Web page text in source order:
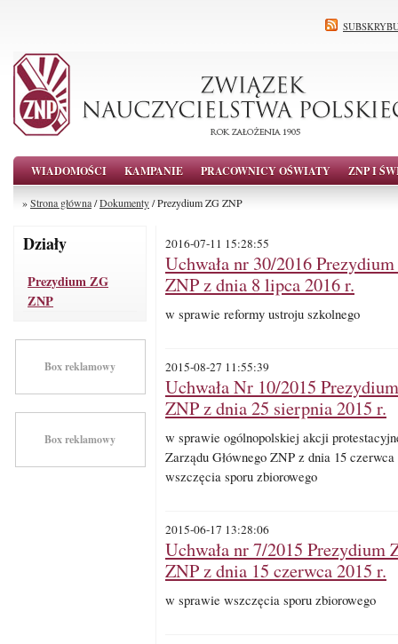
WIADOMOŚCI KAMPANIE PRACOWNICY OŚWIATY ZNP I
»Strona główna/Dokumenty/ Prezydium ZG ZNP
Działy
Prezydium ZG
ZNP
Box reklamowy
Box reklamowy
2016-07-11 15:28:55
Uchwała nr 30/2016
ZNP z dnia 8 lipca 2016 r.
w sprawie reformy ustroju szkolnego
2015-08-27 11:55:39
Uchwała Nr 10/2015
ZNP z dnia 25 sierpnia 2015 r.
w sprawie ogólnopolskiej akcji
Zarządu Głównego ZNP z dnia 15
wszczęcia sporu zbiorowego
2015-06-17 13:28:06
Uchwała nr 7/2015 Prezydium
ZNP z dnia 15 czerwca 2015 r.
w sprawie wszczęcia sporu zbiorowego